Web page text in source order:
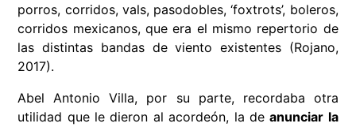
porros, corridos, vals, pasodobles, ‘foxtrots’, boleros,
corridos mexicanos, que era el mismo repertorio de
las distintas bandas de viento existentes (Rojano,
2017).
Abel Antonio Villa, por su parte, recordaba otra
utilidad que le dieron al acordeón, la deanunciar la